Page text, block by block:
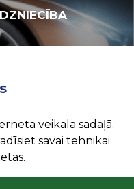
veikala sadaļā.
savai tehnikai